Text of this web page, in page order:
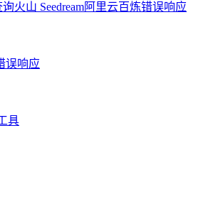
询火山 Seedream阿里云百炼错误响应
误响应
具